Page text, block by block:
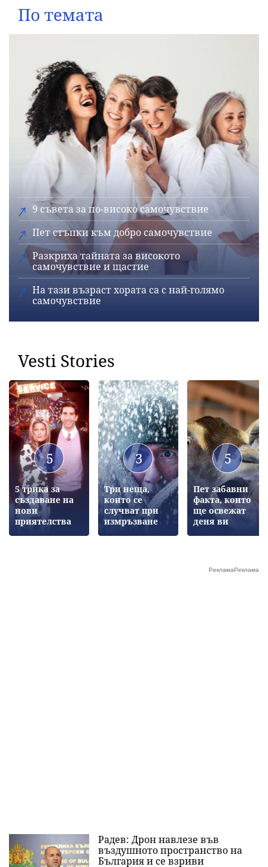
По темата
9 съвета за по-високо самочувствие
Пет стъпки към добро самочувствие
Разкриха тайната за високото
самочувствие и щастие
На тази възраст хората са с най-голямо
самочувствие
Vesti Stories
5
5 трика за
създаване на
нови
приятелства
3
Три неща,
които се
случват при
измръзване
5
Пет забавни
факта, които
ще освежат
деня ви
Радев: Дрон навлезе във
въздушното пространство на
България и се взриви